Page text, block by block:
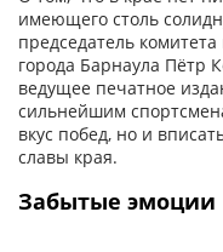
имеющего столь
председатель
города Барнаула Пётр
ведущее печатное
сильнейшим
вкус побед, но и
славы края.
Забытые эмоции